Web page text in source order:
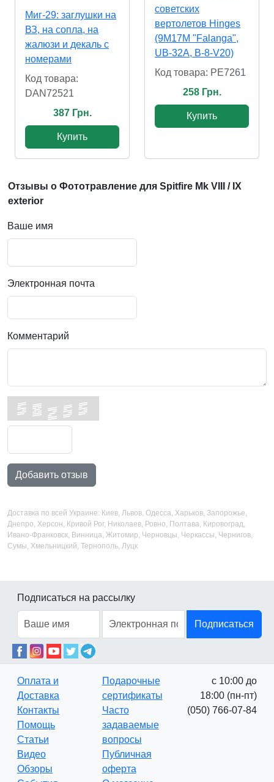
Миг-29: заглушки на
ВЗ, на сопла, на
жалюзи и декаль с
номерами
Код товара:
DAN72521
387 Грн.
Купить
советских
вертолетов Hinges
(9M17M "Falanga",
UB-32A, B-8-V20)
Код товара: PE7261
258 Грн.
Купить
Отзывы о Фототравление для Spitfire Mk VIII / IX
exterior
Ваше имя
Электронная почта
Комментарий
Добавить отзыв
Доставка по всей Украине: Киев, Львов, Одесса, Харьков, Запорожье,
Днепро, Херсон, Кривой Рог, Николаев, Ровно, Полтава, Кировоград,
Ивано-Франковск, Винница, Житомир, Черновцы, Черкассы, Чернигов,
Сумы, Хмельницкий, Тернополь, Луцк
Подписаться на рассылку
Подписаться
Оплата и
Доставка
Контакты
Помощь
Статьи
Видео
Обзоры
Подарочные
сертификаты
Часто
задаваемые
вопросы
Публичная
оферта
с 10:00 до
18:00 (пн-пт)
(050) 766-07-84